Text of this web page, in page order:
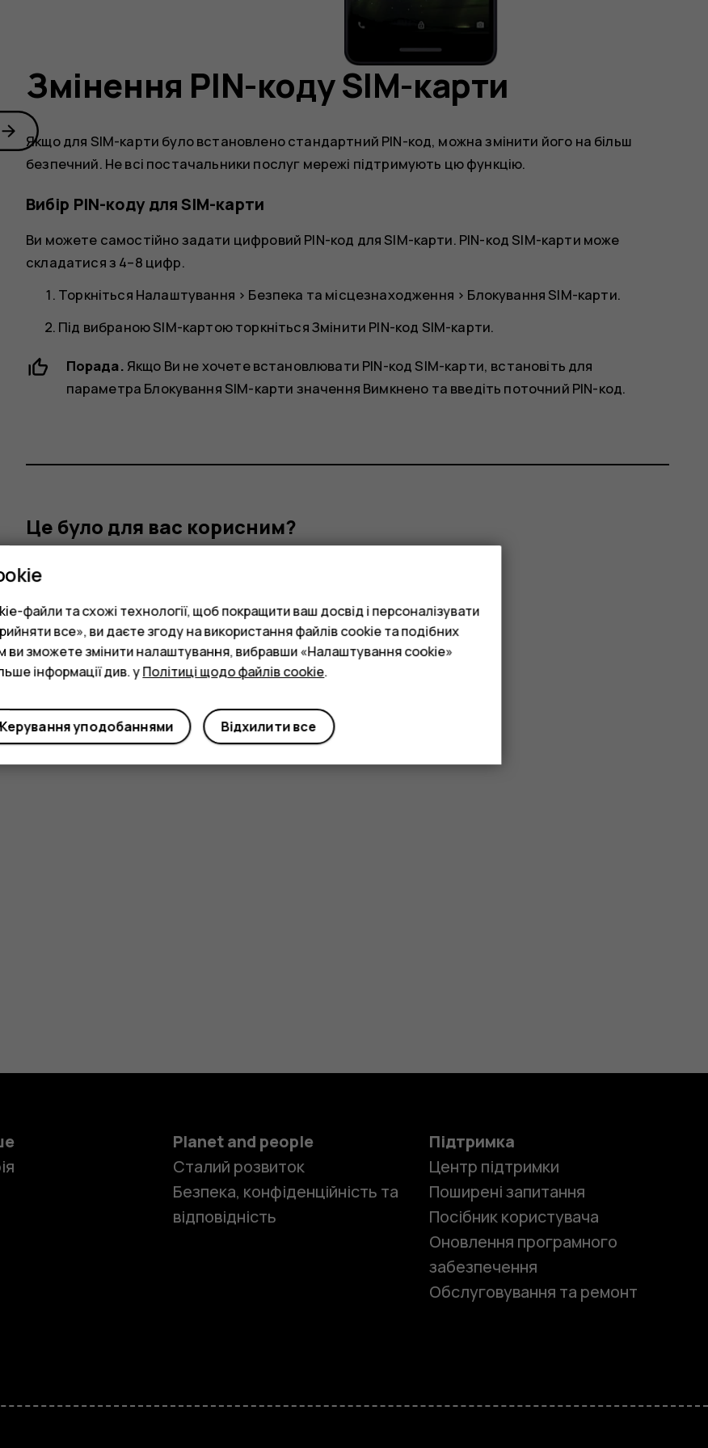
Змінення PIN-коду SIM-карти
Якщо для SIM-карти було встановлено стандартний PIN-код, можна змінити його на більш
безпечний. Не всі постачальники послуг мережі підтримують цю функцію.
Вибір PIN-коду для SIM-карти
Ви можете самостійно задати цифровий PIN-код для SIM-карти. PIN-код SIM-карти може
складатися з 4–8 цифр.
Торкніться Налаштування > Безпека та місцезнаходження > Блокування SIM-карти.
Під вибраною SIM-картою торкнітьсяЗмінити PIN-код SIM-карти.
Порада. Якщо Ви не хочете встановлювати PIN-код SIM-карти, встановіть для
параметра Блокування SIM-карти значення Вимкнено та введіть поточний PIN-код.
Це було для вас корисним?
Planet and people
Сталий розвиток
Безпека, конфіденційність та
відповідність
Підтримка
Центр підтримки
Поширені запитання
Посібник користувача
Оновлення програмного
забезпечення
Обслуговування та ремонт
файли та схожі технології, щоб покращити ваш досвід і персоналізувати
все», ви даєте згоду на використання файлів cookie та подібних
ви зможете змінити налаштування, вибравши «Налаштування cookie»
інформації див. уПолітиці щодо файлів cookie.
Відхилити все
Керування уподобаннями